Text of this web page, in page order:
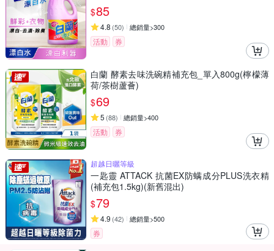
$85
4.8 (50) 總銷量>300
活動 券
白蘭 酵素去味洗碗精補充包_單入800g(檸檬薄
荷/茶樹蘆薈)
$69
5 (88) 總銷量>400
活動 券
超越日曬等級
一匙靈 ATTACK 抗菌EX防螨成分PLUS洗衣精
(補充包1.5kg)(新舊混出)
$79
4.9 (42) 總銷量>500
券